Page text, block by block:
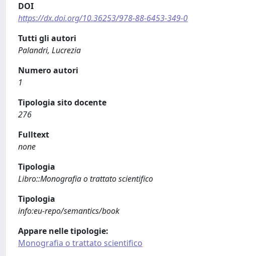
DOI
https://dx.doi.org/10.36253/978-88-6453-349-0
Tutti gli autori
Palandri, Lucrezia
Numero autori
1
Tipologia sito docente
276
Fulltext
none
Tipologia
Libro::Monografia o trattato scientifico
Tipologia
info:eu-repo/semantics/book
Appare nelle tipologie:
Monografia o trattato scientifico